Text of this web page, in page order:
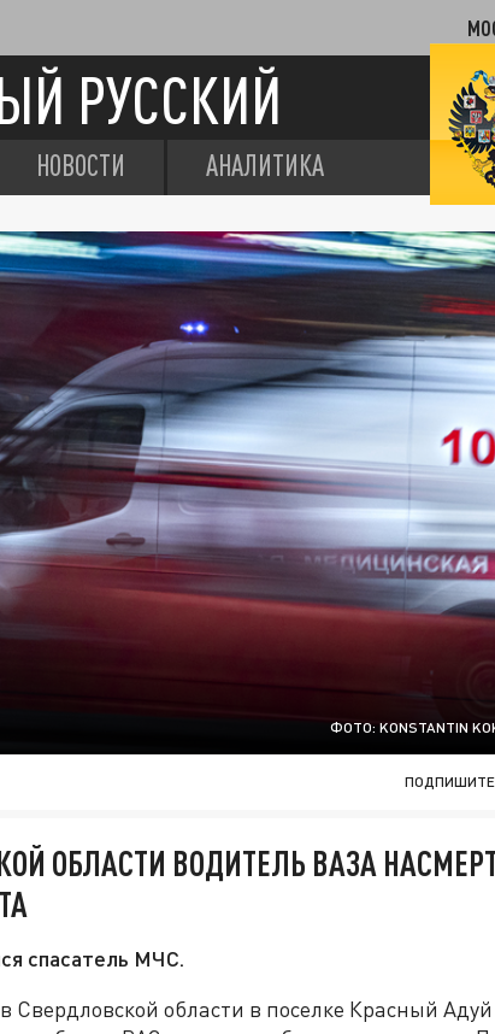
РУССКИЙ
НОВОСТИ АНАЛИТИКА
ФОТО: KONSTANTIN
ОБЛАСТИ ВОДИТЕЛЬ ВАЗА
спасатель МЧС.
Свердловской области в поселке Красный